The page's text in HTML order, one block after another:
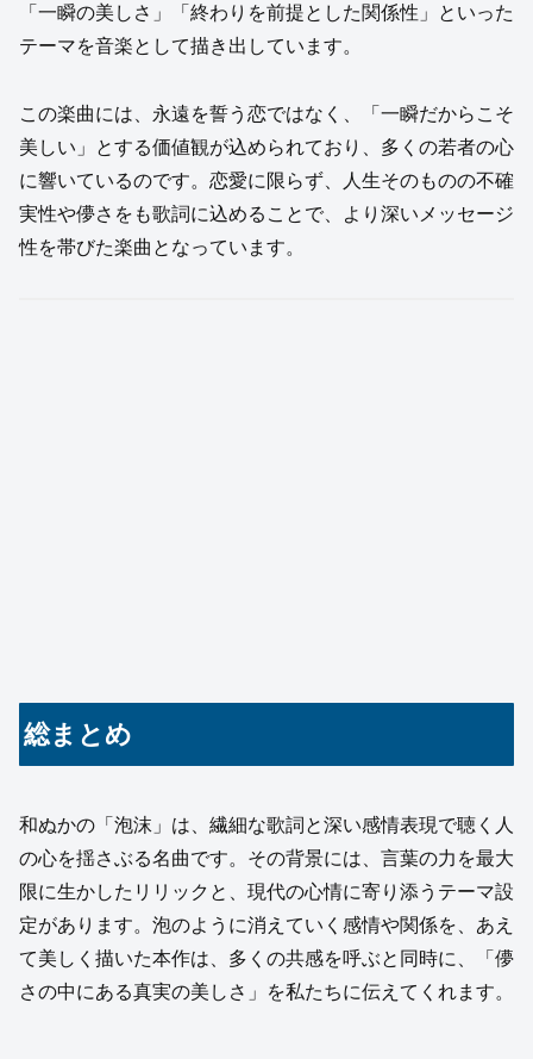
「一瞬の美しさ」「終わりを前提とした関係性」といった
テーマを音楽として描き出しています。
この楽曲には、永遠を誓う恋ではなく、「一瞬だからこそ
美しい」とする価値観が込められており、多くの若者の心
に響いているのです。恋愛に限らず、人生そのものの不確
実性や儚さをも歌詞に込めることで、より深いメッセージ
性を帯びた楽曲となっています。
総まとめ
和ぬかの「泡沫」は、繊細な歌詞と深い感情表現で聴く人
の心を揺さぶる名曲です。その背景には、言葉の力を最大
限に生かしたリリックと、現代の心情に寄り添うテーマ設
定があります。泡のように消えていく感情や関係を、あえ
て美しく描いた本作は、多くの共感を呼ぶと同時に、「儚
さの中にある真実の美しさ」を私たちに伝えてくれます。